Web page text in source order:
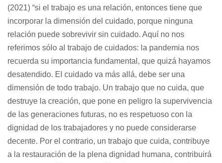
(2021) “si el trabajo es una relación, entonces tiene que
incorporar la dimensión del cuidado, porque ninguna
relación puede sobrevivir sin cuidado. Aquí no nos
referimos sólo al trabajo de cuidados: la pandemia nos
recuerda su importancia fundamental, que quizá hayamos
desatendido. El cuidado va más allá, debe ser una
dimensión de todo trabajo. Un trabajo que no cuida, que
destruye la creación, que pone en peligro la supervivencia
de las generaciones futuras, no es respetuoso con la
dignidad de los trabajadores y no puede considerarse
decente. Por el contrario, un trabajo que cuida, contribuye
a la restauración de la plena dignidad humana, contribuirá